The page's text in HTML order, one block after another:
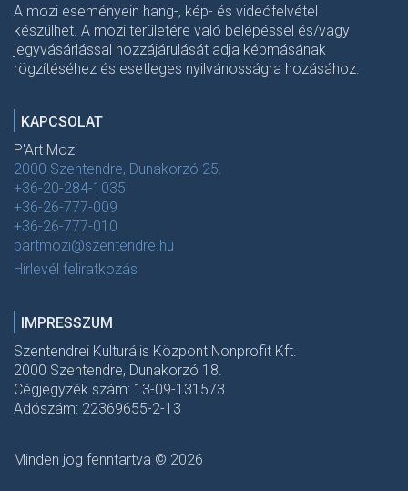
A mozi eseményein hang-, kép- és videófelvétel
készülhet. A mozi területére való belépéssel és/vagy
jegyvásárlással hozzájárulását adja képmásának
rögzítéséhez és esetleges nyilvánosságra hozásához.
KAPCSOLAT
P'Art Mozi
2000 Szentendre, Dunakorzó 25.
+36-20-284-1035
+36-26-777-009
+36-26-777-010
partmozi@szentendre.hu
Hírlevél feliratkozás
IMPRESSZUM
Szentendrei Kulturális Központ Nonprofit Kft.
2000 Szentendre, Dunakorzó 18.
Cégjegyzék szám: 13-09-131573
Adószám: 22369655-2-13
Minden jog fenntartva © 2026